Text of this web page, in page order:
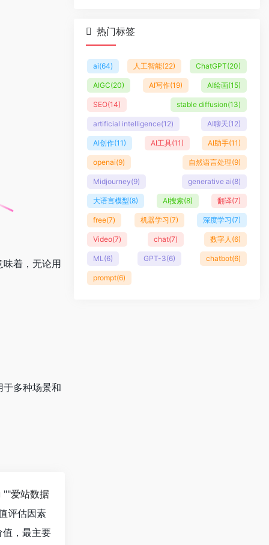
着，无论用
多种场景和
""爱站数据
评估因素
，最主要
热门标签
ai(64) 人工智能(22) ChatGPT(20)
AIGC(20) AI写作(19) AI绘画(15)
SEO(14) stable diffusion(13)
artificial intelligence(12) AI聊天(12)
AI创作(11) AI工具(11) AI助手(11)
openai(9) 自然语言处理(9)
Midjourney(9) generative ai(8)
大语言模型(8) AI搜索(8) 翻译(7)
free(7) 机器学习(7) 深度学习(7)
Video(7) chat(7) 数字人 (6)
ML (6) GPT-3(6) chatbot(6)
prompt(6)